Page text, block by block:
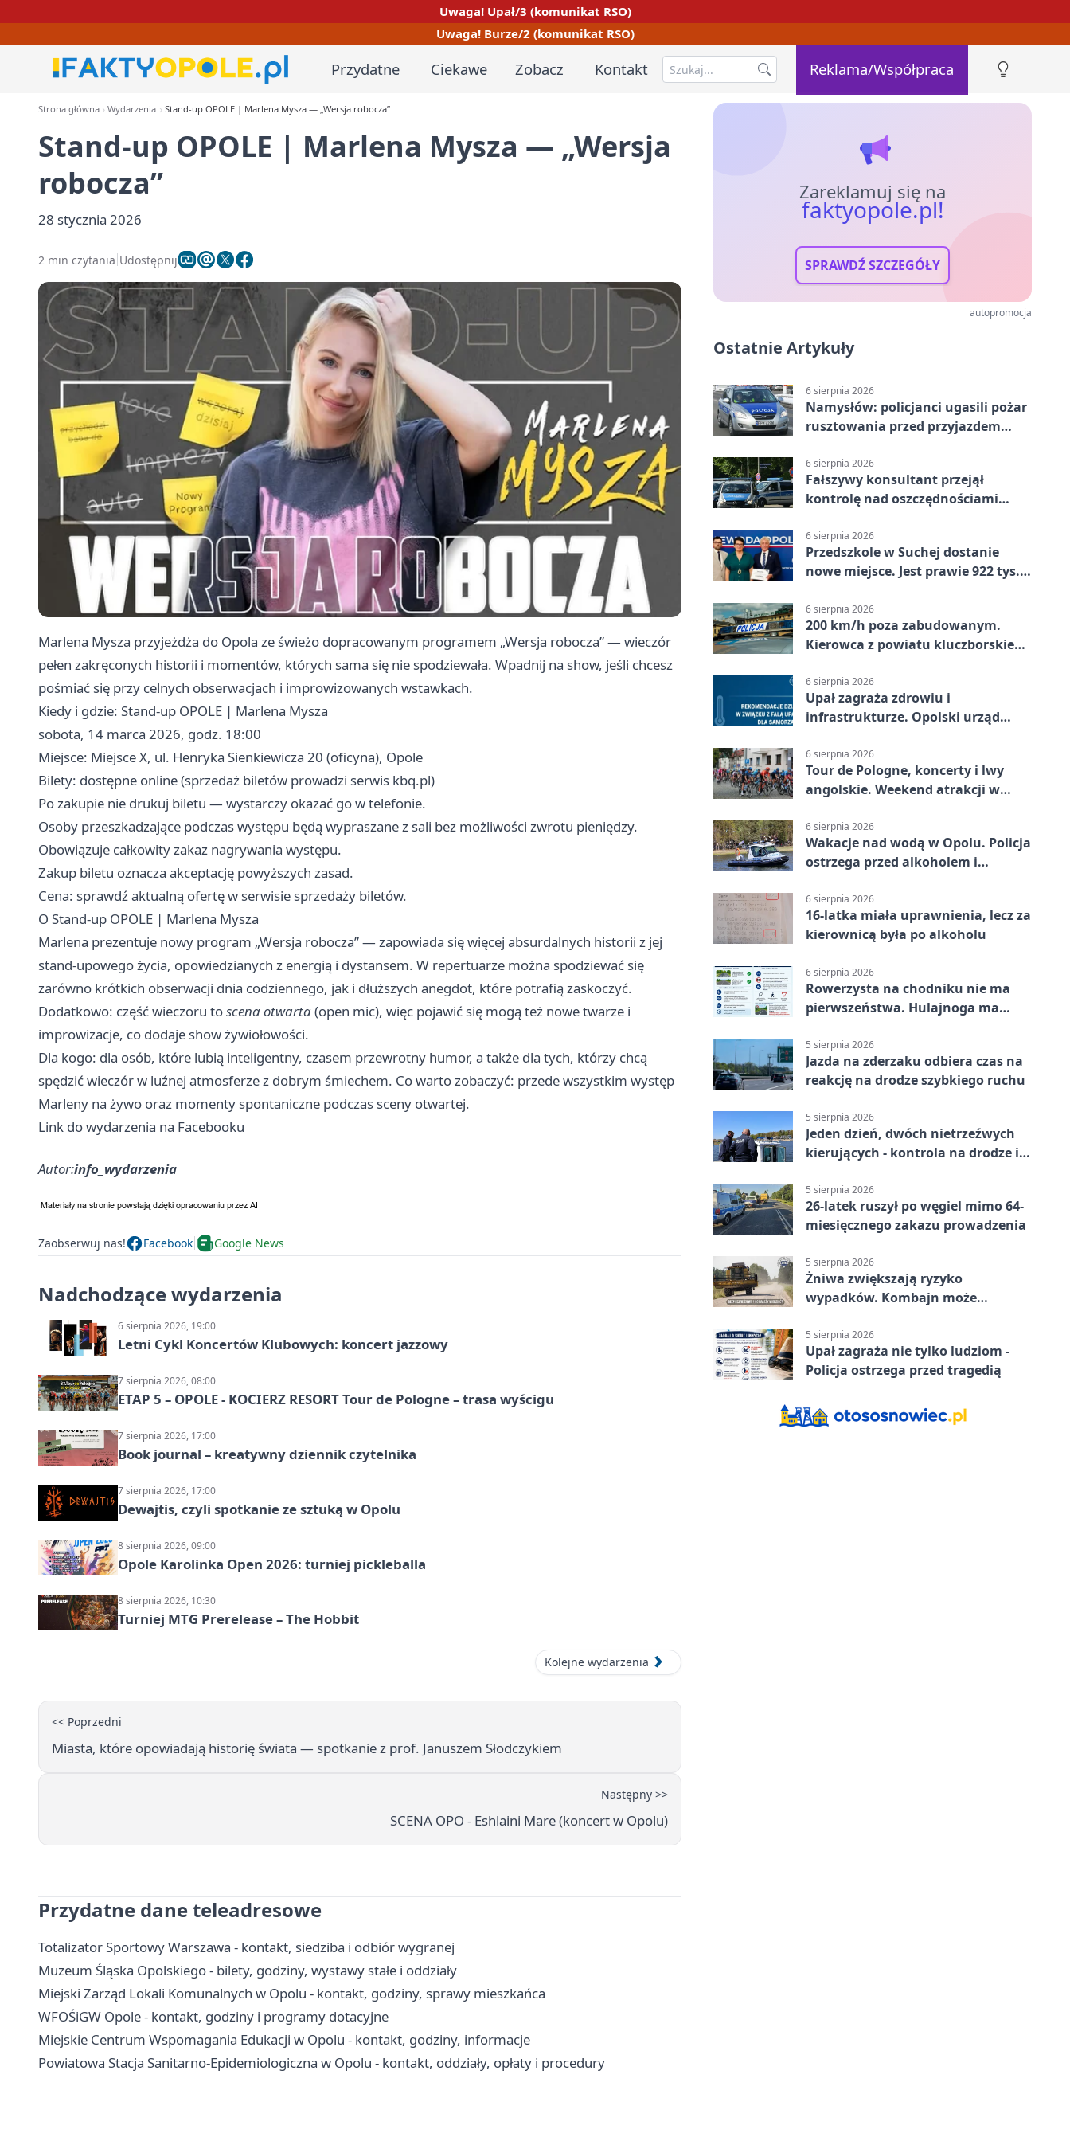
Uwaga! Upał/3 (komunikat RSO)
Uwaga! Burze/2 (komunikat RSO)
Przydatne Ciekawe Zobacz Kontakt Reklama/Współpraca
Strona główna Wydarzenia Stand-up OPOLE | Marlena Mysza — „Wersja robocza”
Stand-up OPOLE | Marlena Mysza — „Wersja
robocza”
28 stycznia 2026
2 min czytania Udostępnij
Marlena Mysza przyjeżdża do Opola ze świeżo dopracowanym programem „Wersja robocza” — wieczór
pełen zakręconych historii i momentów, których sama się nie spodziewała. Wpadnij na show, jeśli chcesz
pośmiać się przy celnych obserwacjach i improwizowanych wstawkach.
Kiedy i gdzie: Stand-up OPOLE | Marlena Mysza
sobota, 14 marca 2026, godz. 18:00
Miejsce: Miejsce X, ul. Henryka Sienkiewicza 20 (oficyna), Opole
Bilety: dostępne online (sprzedaż biletów prowadzi serwis kbq.pl)
Po zakupie nie drukuj biletu — wystarczy okazać go w telefonie.
Osoby przeszkadzające podczas występu będą wypraszane z sali bez możliwości zwrotu pieniędzy.
Obowiązuje całkowity zakaz nagrywania występu.
Zakup biletu oznacza akceptację powyższych zasad.
Cena: sprawdź aktualną ofertę w serwisie sprzedaży biletów.
O Stand-up OPOLE | Marlena Mysza
Marlena prezentuje nowy program „Wersja robocza” — zapowiada się więcej absurdalnych historii z jej
stand-upowego życia, opowiedzianych z energią i dystansem. W repertuarze można spodziewać się
zarówno krótkich obserwacji dnia codziennego, jak i dłuższych anegdot, które potrafią zaskoczyć.
Dodatkowo: część wieczoru toscena otwarta(open mic), więc pojawić się mogą też nowe twarze i
improwizacje, co dodaje show żywiołowości.
Dla kogo: dla osób, które lubią inteligentny, czasem przewrotny humor, a także dla tych, którzy chcą
spędzić wieczór w luźnej atmosferze z dobrym śmiechem. Co warto zobaczyć: przede wszystkim występ
Marleny na żywo oraz momenty spontaniczne podczas sceny otwartej.
Link do wydarzenia na Facebooku
Autor:info_wydarzenia
Zaobserwuj nas! Facebook Google News
Nadchodzące wydarzenia
6 sierpnia 2026, 19:00
Letni Cykl Koncertów Klubowych: koncert jazzowy
7 sierpnia 2026, 08:00
ETAP 5 – OPOLE - KOCIERZ RESORT Tour de Pologne – trasa wyścigu
7 sierpnia 2026, 17:00
Book journal – kreatywny dziennik czytelnika
7 sierpnia 2026, 17:00
Dewajtis, czyli spotkanie ze sztuką w Opolu
8 sierpnia 2026, 09:00
Opole Karolinka Open 2026: turniej pickleballa
8 sierpnia 2026, 10:30
Turniej MTG Prerelease – The Hobbit
Kolejne wydarzenia
<< Poprzedni
Miasta, które opowiadają historię świata — spotkanie z prof. Januszem Słodczykiem
Następny >>
SCENA OPO - Eshlaini Mare (koncert w Opolu)
Przydatne dane teleadresowe
Totalizator Sportowy Warszawa - kontakt, siedziba i odbiór wygranej
Muzeum Śląska Opolskiego - bilety, godziny, wystawy stałe i oddziały
Miejski Zarząd Lokali Komunalnych w Opolu - kontakt, godziny, sprawy mieszkańca
WFOŚiGW Opole - kontakt, godziny i programy dotacyjne
Miejskie Centrum Wspomagania Edukacji w Opolu - kontakt, godziny, informacje
Powiatowa Stacja Sanitarno-Epidemiologiczna w Opolu - kontakt, oddziały, opłaty i procedury
Zareklamuj się na
faktyopole.pl!
SPRAWDŹ SZCZEGÓŁY
autopromocja
Ostatnie Artykuły
6 sierpnia 2026
Namysłów: policjanci ugasili pożar
rusztowania przed przyjazdem
6 sierpnia 2026
Fałszywy konsultant przejął
kontrolę nad oszczędnościami
6 sierpnia 2026
Przedszkole w Suchej dostanie
nowe miejsce. Jest prawie 922 tys.
6 sierpnia 2026
200 km/h poza zabudowanym.
Kierowca z powiatu kluczborskiego
6 sierpnia 2026
Upał zagraża zdrowiu i
infrastrukturze. Opolski urząd
6 sierpnia 2026
Tour de Pologne, koncerty i lwy
angolskie. Weekend atrakcji w
6 sierpnia 2026
Wakacje nad wodą w Opolu. Policja
ostrzega przed alkoholem i
6 sierpnia 2026
16-latka miała uprawnienia, lecz za
kierownicą była po alkoholu
6 sierpnia 2026
Rowerzysta na chodniku nie ma
pierwszeństwa. Hulajnoga ma
5 sierpnia 2026
Jazda na zderzaku odbiera czas na
reakcję na drodze szybkiego ruchu
5 sierpnia 2026
Jeden dzień, dwóch nietrzeźwych
kierujących - kontrola na drodze i
5 sierpnia 2026
26-latek ruszył po węgiel mimo 64-
miesięcznego zakazu prowadzenia
5 sierpnia 2026
Żniwa zwiększają ryzyko
wypadków. Kombajn może
5 sierpnia 2026
Upał zagraża nie tylko ludziom -
Policja ostrzega przed tragedią